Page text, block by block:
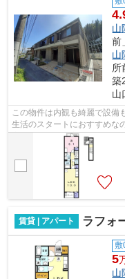
山
前
山
所
築
山
この物件は内観も綺麗で設備
生活のスタートにおすすめな
立地する賃貸住宅でなら、き
賃貸 | アパート ラフォ
敷
5
山